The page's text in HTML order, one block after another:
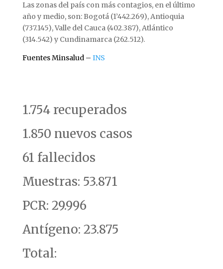
Las zonas del país con más contagios, en el último
año y medio, son: Bogotá (1’442.269), Antioquia
(737.145), Valle del Cauca (402.387), Atlántico
(314.542) y Cundinamarca (262.512).
Fuentes Minsalud – INS
1.754 recuperados
1.850 nuevos casos
61 fallecidos
Muestras: 53.871
PCR: 29.996
Antígeno: 23.875
Total: